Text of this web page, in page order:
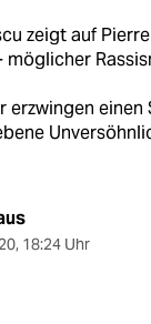
zeigt auf
möglicher
erzwingen
, 18:24 Uhr